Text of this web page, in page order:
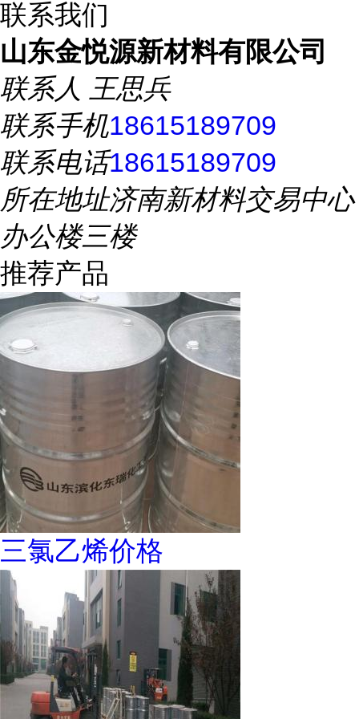
联系我们
山东金悦源新材料有限公司
联系人 王思兵
联系手机18615189709
联系电话18615189709
所在地址济南新材料交易中心
办公楼三楼
推荐产品
三氯乙烯价格